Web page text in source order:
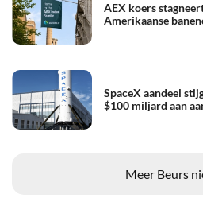
AEX koers
Amerikaanse
SpaceX aandeel
$100 miljard aan
Meer Beurs